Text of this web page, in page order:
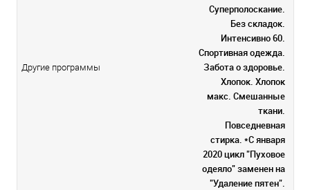
Другие программы
Суперполоскание.
Без складок.
Интенсивно 60.
Спортивная одежда.
Забота о здоровье.
Хлопок. Хлопок
макс. Смешанные
ткани.
Повседневная
стирка. *С января
2020 цикл "Пуховое
одеяло" заменен на
"Удаление пятен".